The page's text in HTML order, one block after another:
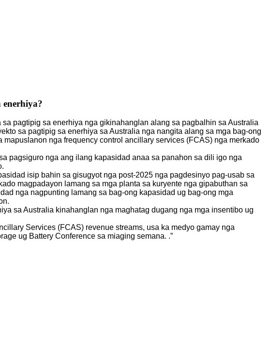
enerhiya?
pagtipig sa enerhiya nga gikinahanglan alang sa pagbalhin sa Australia
sa pagtipig sa enerhiya sa Australia nga nangita alang sa mga bag-ong
nga frequency control ancillary services (FCAS) nga merkado
pagsiguro nga ang ilang kapasidad anaa sa panahon sa dili igo nga
isip bahin sa gisugyot nga post-2025 nga pagdesinyo pag-usab sa
magpadayon lamang sa mga planta sa kuryente nga gipabuthan sa
nga nagpunting lamang sa bag-ong kapasidad ug bag-ong mga
sa Australia kinahanglan nga maghatag dugang nga mga insentibo ug
Services (FCAS) revenue streams, usa ka medyo gamay nga
ug Battery Conference sa miaging semana. .”